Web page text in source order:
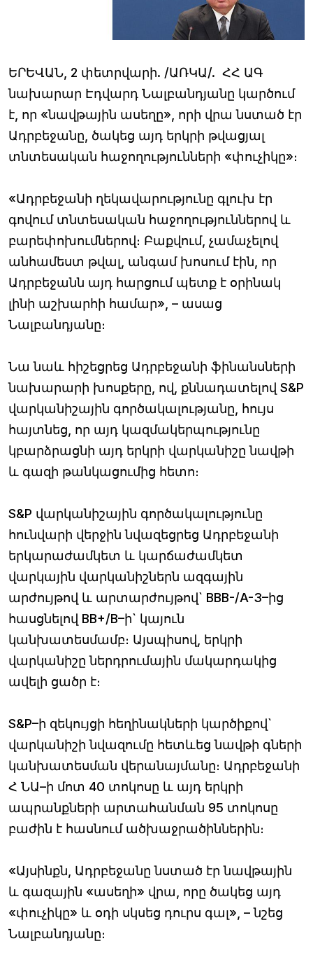
ԵՐԵՎԱՆ, 2 փետրվարի. /ԱՌԿԱ/. ՀՀ ԱԳ
նախարար Էդվարդ Նալբանդյանը կարծում
է, որ «նավթային ասեղը», որի վրա նստած էր
Ադրբեջանը, ծակեց այդ երկրի թվացյալ
տնտեսական հաջողությունների «փուչիկը»։
«Ադրբեջանի ղեկավարությունը գլուխ էր
գովում տնտեսական հաջողություններով և
բարեփոխումներով։ Բաքվում, չամաչելով
անհամեստ թվալ, անգամ խոսում էին, որ
Ադրբեջանն այդ հարցում պետք է օրինակ
լինի աշխարհի համար», – ասաց
Նալբանդյանը։
Նա նաև հիշեցրեց Ադրբեջանի ֆինանսների
նախարարի խոսքերը, ով, քննադատելով S&P
վարկանիշային գործակալությանը, հույս
հայտնեց, որ այդ կազմակերպությունը
կբարձրացնի այդ երկրի վարկանիշը նավթի
և գազի թանկացումից հետո։
S&P վարկանիշային գործակալությունը
հունվարի վերջին նվազեցրեց Ադրբեջանի
երկարաժամկետ և կարճաժամկետ
վարկային վարկանիշներն ազգային
արժույթով և արտարժույթով` BBB-/A-3–ից
հասցնելով BB+/B–ի` կայուն
կանխատեսմամբ։ Այսպիսով, երկրի
վարկանիշը ներդրումային մակարդակից
ավելի ցածր է։
S&P–ի զեկույցի հեղինակների կարծիքով`
վարկանիշի նվազումը հետևեց նավթի գների
կանխատեսման վերանայմանը։ Ադրբեջանի
Հ ՆԱ–ի մոտ 40 տոկոսը և այդ երկրի
ապրանքների արտահանման 95 տոկոսը
բաժին է հասնում ածխաջրածիններին։
«Այսինքն, Ադրբեջանը նստած էր նավթային
և գազային «ասեղի» վրա, որը ծակեց այդ
«փուչիկը» և օդի սկսեց դուրս գալ», – նշեց
Նալբանդյանը։